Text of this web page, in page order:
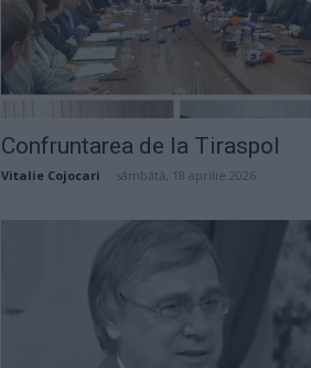
Confruntarea de la Tiraspol
Vitalie Cojocari sâmbătă, 18 aprilie 2026